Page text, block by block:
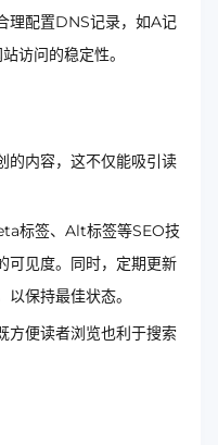
理配置DNS记录，如A记
访问的稳定性。
的内容，这不仅能吸引读
标签、Alt标签等SEO技
可见度。同时，定期更新
保持最佳状态。
方便读者浏览也利于搜索